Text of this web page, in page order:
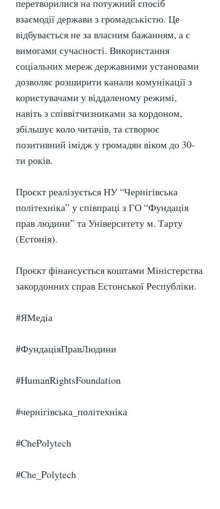
перетворилися на потужний спосіб
взаємодії держави з громадськістю. Це
відбувається не за власним бажанням, а є
вимогами сучасності. Використання
соціальних мереж державними установами
дозволяє розширити канали комунікації з
користувачами у віддаленому режимі,
навіть з співвітчизниками за кордоном,
збільшує коло читачів, та створює
позитивний імідж у громадян віком до 30-
ти років.
Проєкт реалізується НУ “Чернігівська
політехніка” у співпраці з ГО “Фундація
прав людини” та Університету м. Тарту
(Естонія).
Проєкт фінансується коштами Міністерства
закордонних справ Естонської Республіки.
#ЯМедіа
#ФундаціяПравЛюдини
#HumanRightsFoundation
#чернігівська_політехніка
#ChePolytech
#Che_Polytech